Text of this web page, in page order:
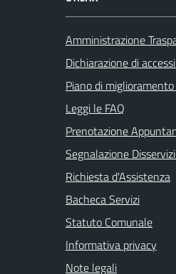
Amministrazione
Dichiarazione di
Piano di
Leggi le FAQ
Prenotazione
Segnalazione
Richiesta d'Assistenza
Bacheca Servizi
Statuto Comunale
Informativa privacy
Note legali